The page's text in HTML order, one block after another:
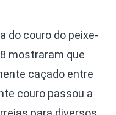
do couro do peixe-
mostraram que
caçado entre
couro passou a